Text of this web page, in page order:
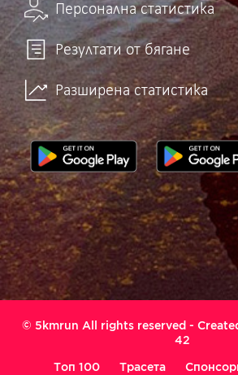
Персонална статистика
Резултати от бягане
Разширена статистика
© 5kmrun All rights reserved -
42
Топ 100 Трасета